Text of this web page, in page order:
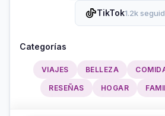
TikTok1.2k
Categorías
VIAJES BELLEZA
RESEÑAS HOGAR